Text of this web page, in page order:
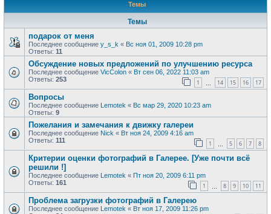
Темы
Темы
подарок от меня
Последнее сообщение y_s_k « Вс ноя 01, 2009 10:28 pm
Ответы: 11
Обсуждение новых предложений по улучшению ресурса
Последнее сообщение VicColon « Вт сен 06, 2022 11:03 am
Ответы: 253 1 14 15 16 17
Вопросы
Последнее сообщение Lemotek « Вс мар 29, 2020 10:23 am
Ответы: 9
Пожелания и замечания к движку галереи
Последнее сообщение Nick « Вт ноя 24, 2009 4:16 am
Ответы: 111 1 5 6 7 8
Критерии оценки фотографий в Галерее. [Уже почти всё
решили !]
Последнее сообщение Lemotek « Пт ноя 20, 2009 6:11 pm
Ответы: 161 1 8 9 10 11
Проблема загрузки фотографий в Галерею
Последнее сообщение Lemotek « Вт ноя 17, 2009 11:26 pm